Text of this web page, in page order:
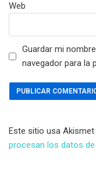
Web
Guardar mi
navegador para la
Este sitio usa
procesan los datos